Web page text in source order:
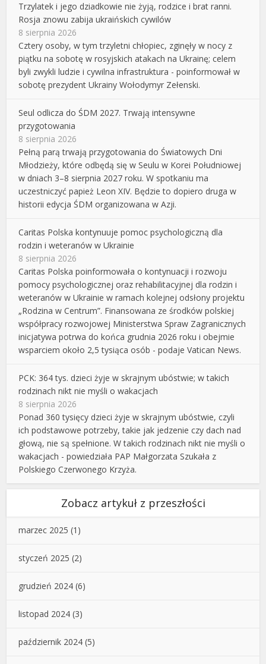
Trzylatek i jego dziadkowie nie żyją, rodzice i brat ranni.
Rosja znowu zabija ukraińskich cywilów
8 sierpnia 2026
Cztery osoby, w tym trzyletni chłopiec, zginęły w nocy z
piątku na sobotę w rosyjskich atakach na Ukrainę; celem
byli zwykli ludzie i cywilna infrastruktura - poinformował w
sobotę prezydent Ukrainy Wołodymyr Zełenski.
Seul odlicza do ŚDM 2027. Trwają intensywne
przygotowania
8 sierpnia 2026
Pełną parą trwają przygotowania do Światowych Dni
Młodzieży, które odbędą się w Seulu w Korei Południowej
w dniach 3–8 sierpnia 2027 roku. W spotkaniu ma
uczestniczyć papież Leon XIV. Będzie to dopiero druga w
historii edycja ŚDM organizowana w Azji.
Caritas Polska kontynuuje pomoc psychologiczną dla
rodzin i weteranów w Ukrainie
8 sierpnia 2026
Caritas Polska poinformowała o kontynuacji i rozwoju
pomocy psychologicznej oraz rehabilitacyjnej dla rodzin i
weteranów w Ukrainie w ramach kolejnej odsłony projektu
„Rodzina w Centrum”. Finansowana ze środków polskiej
współpracy rozwojowej Ministerstwa Spraw Zagranicznych
inicjatywa potrwa do końca grudnia 2026 roku i obejmie
wsparciem około 2,5 tysiąca osób - podaje Vatican News.
PCK: 364 tys. dzieci żyje w skrajnym ubóstwie; w takich
rodzinach nikt nie myśli o wakacjach
8 sierpnia 2026
Ponad 360 tysięcy dzieci żyje w skrajnym ubóstwie, czyli
ich podstawowe potrzeby, takie jak jedzenie czy dach nad
głową, nie są spełnione. W takich rodzinach nikt nie myśli o
wakacjach - powiedziała PAP Małgorzata Szukała z
Polskiego Czerwonego Krzyża.
Zobacz artykuł z przeszłości
marzec 2025 (1)
styczeń 2025 (2)
grudzień 2024 (6)
listopad 2024 (3)
październik 2024 (5)